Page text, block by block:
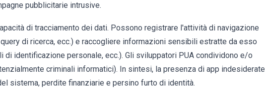
pubblicitarie intrusive.
di tracciamento dei dati. Possono registrare l'attività di navigazione
di ricerca, ecc.) e raccogliere informazioni sensibili estratte da esso
identificazione personale, ecc.). Gli sviluppatori PUA condividono e/o
criminali informatici). In sintesi, la presenza di app indesiderate
sistema, perdite finanziarie e persino furto di identità.